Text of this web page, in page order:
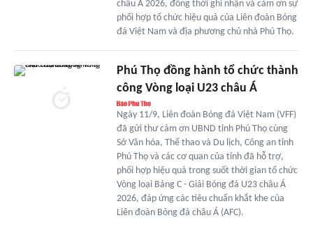
châu Á 2026, đồng thời ghi nhận và cảm ơn sự
phối hợp tổ chức hiệu quả của Liên đoàn Bóng
đá Việt Nam và địa phương chủ nhà Phú Thọ.
Phú Thọ đồng hành tổ chức thành
công Vòng loại U23 châu Á
Ngày 11/9, Liên đoàn Bóng đá Việt Nam (VFF)
đã gửi thư cảm ơn UBND tỉnh Phú Thọ cùng
Sở Văn hóa, Thể thao và Du lịch, Công an tỉnh
Phú Thọ và các cơ quan của tỉnh đã hỗ trợ,
phối hợp hiệu quả trong suốt thời gian tổ chức
Vòng loại Bảng C - Giải Bóng đá U23 châu Á
2026, đáp ứng các tiêu chuẩn khắt khe của
Liên đoàn Bóng đá châu Á (AFC).